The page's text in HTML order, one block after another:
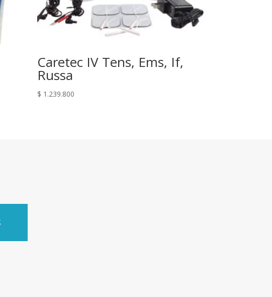
Caretec IV Tens, Ems, If,
Russa
$ 1.239.800